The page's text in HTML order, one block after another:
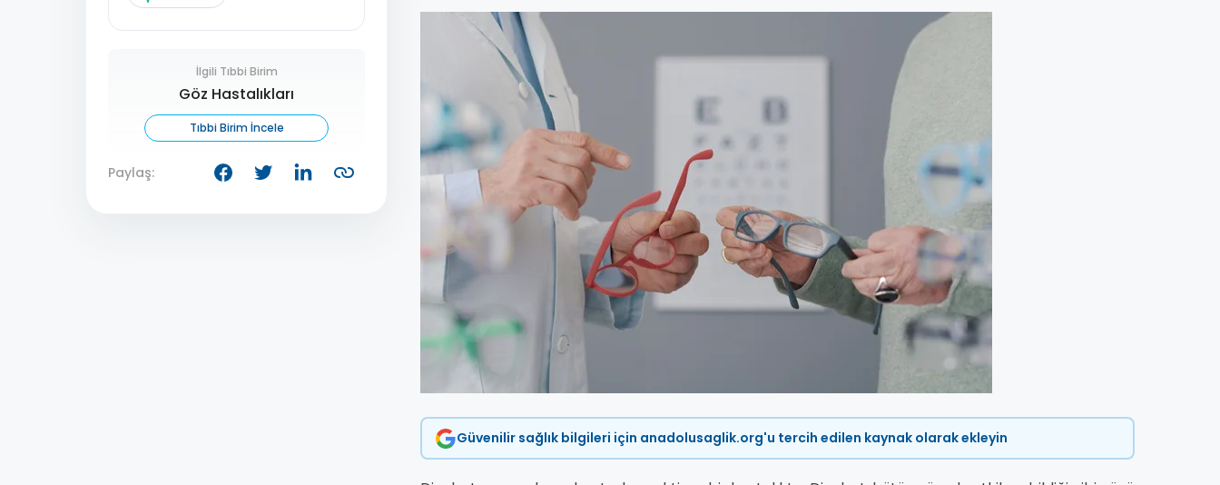
İlgili Tıbbi Birim
Göz Hastalıkları
Tıbbi Birim İncele
Paylaş:
Güvenilir sağlık bilgileri için anadolusaglik.org'u tercih edilen kaynak olarak ekleyin